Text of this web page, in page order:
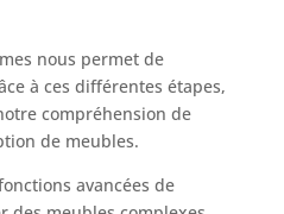
en métal convient non
couper les légumes et la
pour pétrir la pâte ou pour
de pâtisseries
nous permet de
à ces différentes étapes,
compréhension de
de meubles.
avancées de